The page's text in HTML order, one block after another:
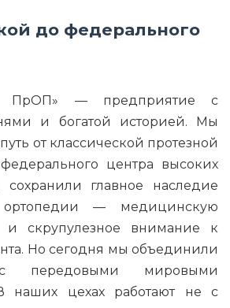
до федерального
ПрОП» — предприятие с
и богатой историей. Мы
от классической протезной
центра высоких
главное наследие
ортопедии — медицинскую
и скрупулезное внимание к
Но сегодня мы объединили
передовыми мировыми
наших цехах работают не с